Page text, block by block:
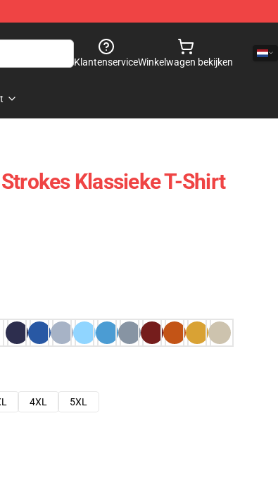
KlantenserviceWinkelwagen bekijken
Klassieke T-Shirt
4XL
5XL